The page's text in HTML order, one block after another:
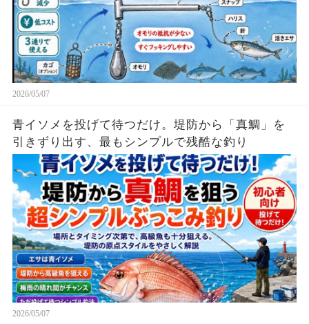
2026/05/07
青イソメを投げて待つだけ。堤防から「真鯛」を
引きずり出す、最もシンプルで残酷な釣り
2026/05/07